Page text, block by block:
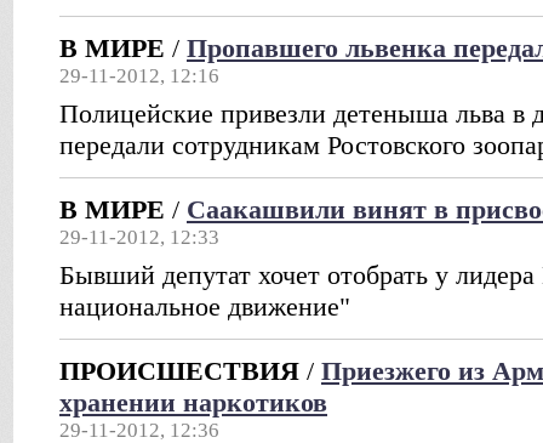
В МИРЕ / Пропавшего львенка
29-11-2012, 12:16
Полицейские привезли детеныша льва в
передали сотрудникам Ростовского
В МИРЕ / Саакашвили винят в
29-11-2012, 12:33
Бывший депутат хочет отобрать у
национальное движение"
ПРОИСШЕСТВИЯ / Приезжего из
хранении наркотиков
29-11-2012, 12:36